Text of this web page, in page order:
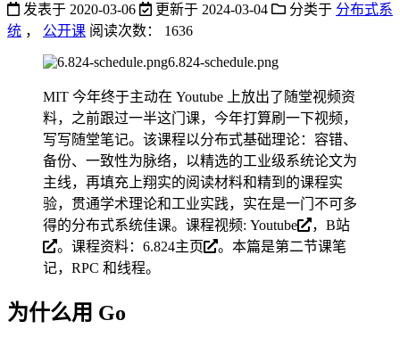
发表于 2020-03-06 更新于 2024-03-04 分类于 分布式系
统 ， 公开课 阅读次数： 1636
6.824-schedule.png
MIT 今年终于主动在 Youtube 上放出了随堂视频资
料，之前跟过一半这门课，今年打算刷一下视频，
写写随堂笔记。该课程以分布式基础理论：容错、
备份、一致性为脉络，以精选的工业级系统论文为
主线，再填充上翔实的阅读材料和精到的课程实
验，贯通学术理论和工业实践，实在是一门不可多
得的分布式系统佳课。课程视频: Youtube ， B站
。课程资料： 6.824主页
。本篇是第二节课笔
记，RPC 和线程。
为什么用 Go